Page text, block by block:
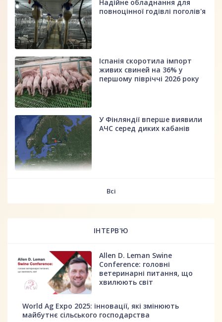
Надійне обладнання для
повноцінної годівлі поголів'я
Іспанія скоротила імпорт
живих свиней на 36% у
першому півріччі 2026 року
У Фінляндії вперше виявили
АЧС серед диких кабанів
Всі
ІНТЕРВ'Ю
Allen D. Leman Swine
Conference: головні
ветеринарні питання, що
хвилюють світ
World Ag Expo 2025: інновації, які змінюють
майбутнє сільського господарства